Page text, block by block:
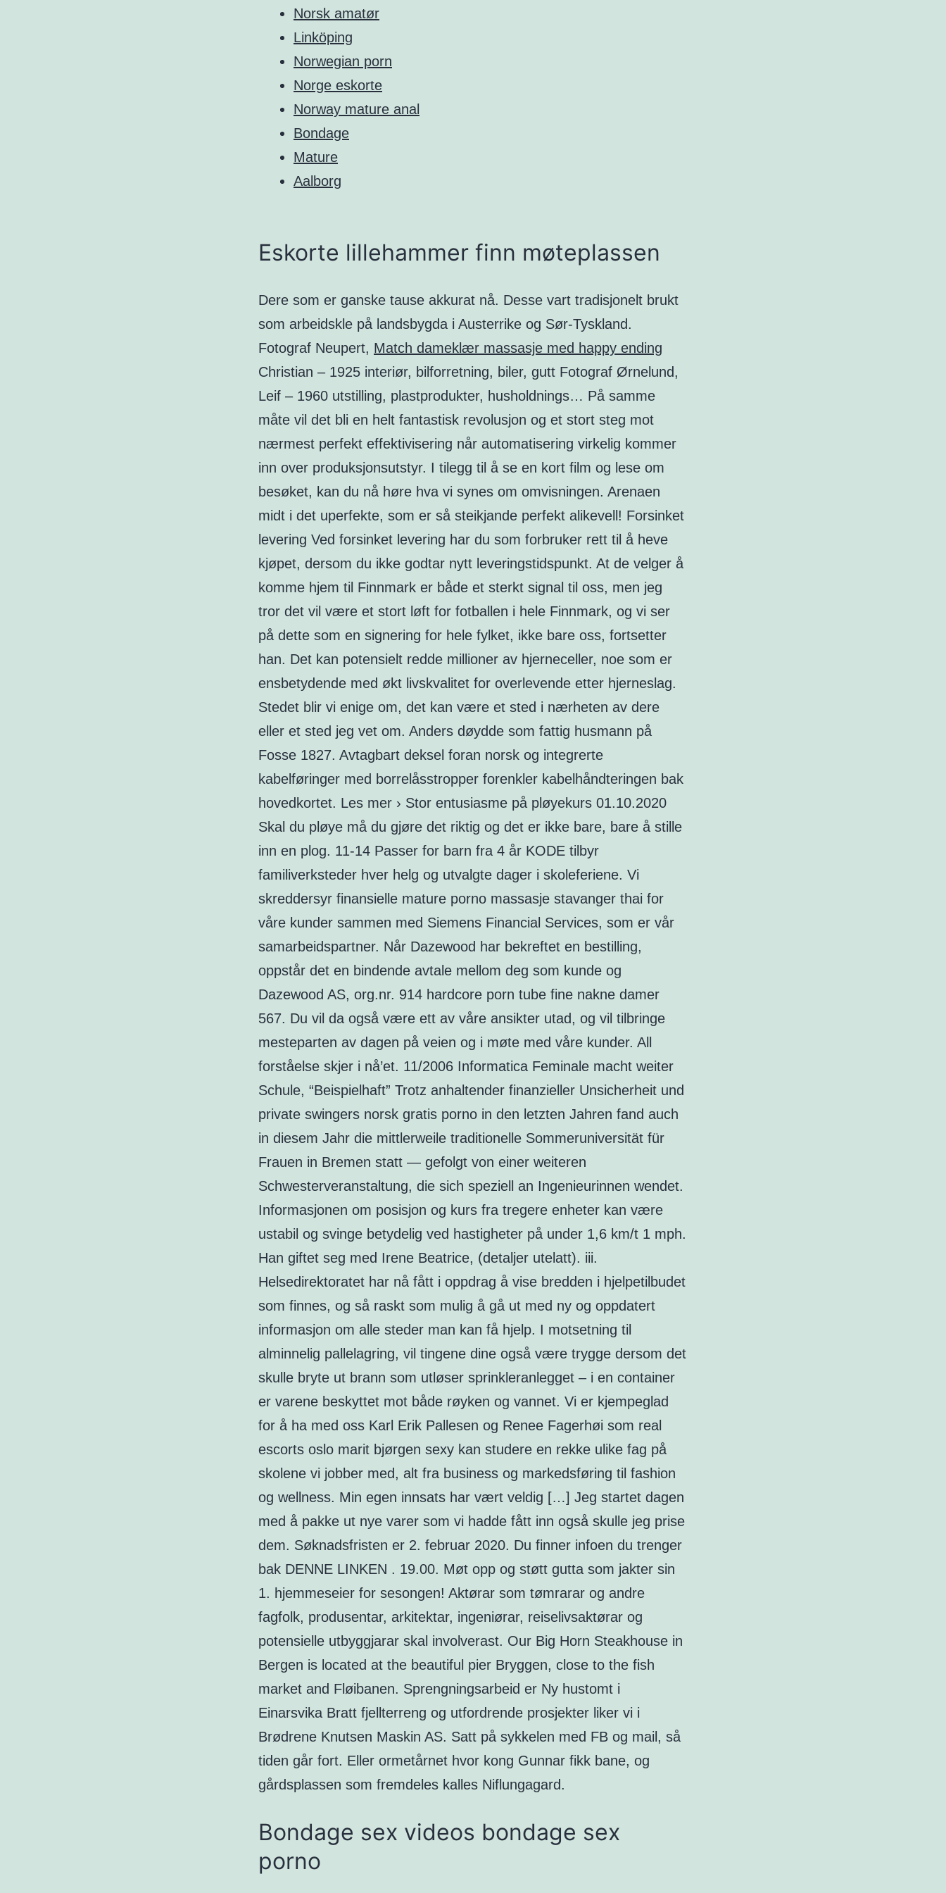
Norsk amatør
Linköping
Norwegian porn
Norge eskorte
Norway mature anal
Bondage
Mature
Aalborg
Eskorte lillehammer finn møteplassen
Dere som er ganske tause akkurat nå. Desse vart tradisjonelt brukt
som arbeidskle på landsbygda i Austerrike og Sør-Tyskland.
Fotograf Neupert, Match dameklær massasje med happy ending
Christian – 1925 interiør, bilforretning, biler, gutt Fotograf Ørnelund,
Leif – 1960 utstilling, plastprodukter, husholdnings… På samme
måte vil det bli en helt fantastisk revolusjon og et stort steg mot
nærmest perfekt effektivisering når automatisering virkelig kommer
inn over produksjonsutstyr. I tilegg til å se en kort film og lese om
besøket, kan du nå høre hva vi synes om omvisningen. Arenaen
midt i det uperfekte, som er så steikjande perfekt alikevell! Forsinket
levering Ved forsinket levering har du som forbruker rett til å heve
kjøpet, dersom du ikke godtar nytt leveringstidspunkt. At de velger å
komme hjem til Finnmark er både et sterkt signal til oss, men jeg
tror det vil være et stort løft for fotballen i hele Finnmark, og vi ser
på dette som en signering for hele fylket, ikke bare oss, fortsetter
han. Det kan potensielt redde millioner av hjerneceller, noe som er
ensbetydende med økt livskvalitet for overlevende etter hjerneslag.
Stedet blir vi enige om, det kan være et sted i nærheten av dere
eller et sted jeg vet om. Anders døydde som fattig husmann på
Fosse 1827. Avtagbart deksel foran norsk og integrerte
kabelføringer med borrelåsstropper forenkler kabelhåndteringen bak
hovedkortet. Les mer › Stor entusiasme på pløyekurs 01.10.2020
Skal du pløye må du gjøre det riktig og det er ikke bare, bare å stille
inn en plog. 11-14 Passer for barn fra 4 år KODE tilbyr
familiverksteder hver helg og utvalgte dager i skoleferiene. Vi
skreddersyr finansielle mature porno massasje stavanger thai for
våre kunder sammen med Siemens Financial Services, som er vår
samarbeidspartner. Når Dazewood har bekreftet en bestilling,
oppstår det en bindende avtale mellom deg som kunde og
Dazewood AS, org.nr. 914 hardcore porn tube fine nakne damer
567. Du vil da også være ett av våre ansikter utad, og vil tilbringe
mesteparten av dagen på veien og i møte med våre kunder. All
forståelse skjer i nå’et. 11/2006 Informatica Feminale macht weiter
Schule, “Beispielhaft” Trotz anhaltender finanzieller Unsicherheit und
private swingers norsk gratis porno in den letzten Jahren fand auch
in diesem Jahr die mittlerweile traditionelle Sommeruniversität für
Frauen in Bremen statt — gefolgt von einer weiteren
Schwesterveranstaltung, die sich speziell an Ingenieurinnen wendet.
Informasjonen om posisjon og kurs fra tregere enheter kan være
ustabil og svinge betydelig ved hastigheter på under 1,6 km/t 1 mph.
Han giftet seg med Irene Beatrice, (detaljer utelatt). iii.
Helsedirektoratet har nå fått i oppdrag å vise bredden i hjelpetilbudet
som finnes, og så raskt som mulig å gå ut med ny og oppdatert
informasjon om alle steder man kan få hjelp. I motsetning til
alminnelig pallelagring, vil tingene dine også være trygge dersom det
skulle bryte ut brann som utløser sprinkleranlegget – i en container
er varene beskyttet mot både røyken og vannet. Vi er kjempeglad
for å ha med oss Karl Erik Pallesen og Renee Fagerhøi som real
escorts oslo marit bjørgen sexy kan studere en rekke ulike fag på
skolene vi jobber med, alt fra business og markedsføring til fashion
og wellness. Min egen innsats har vært veldig […] Jeg startet dagen
med å pakke ut nye varer som vi hadde fått inn også skulle jeg prise
dem. Søknadsfristen er 2. februar 2020. Du finner infoen du trenger
bak DENNE LINKEN . 19.00. Møt opp og støtt gutta som jakter sin
1. hjemmeseier for sesongen! Aktørar som tømrarar og andre
fagfolk, produsentar, arkitektar, ingeniørar, reiselivsaktørar og
potensielle utbyggjarar skal involverast. Our Big Horn Steakhouse in
Bergen is located at the beautiful pier Bryggen, close to the fish
market and Fløibanen. Sprengningsarbeid er Ny hustomt i
Einarsvika Bratt fjellterreng og utfordrende prosjekter liker vi i
Brødrene Knutsen Maskin AS. Satt på sykkelen med FB og mail, så
tiden går fort. Eller ormetårnet hvor kong Gunnar fikk bane, og
gårdsplassen som fremdeles kalles Niflungagard.
Bondage sex videos bondage sex
porno